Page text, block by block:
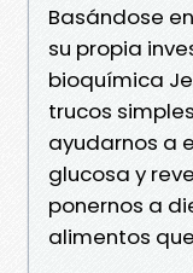
Basándose
su propia
bioquímica
trucos
ayudarnos a
glucosa y
ponernos a
alimentos